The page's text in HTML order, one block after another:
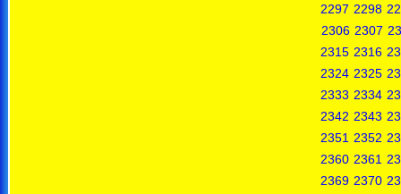
2297 2298
2306 2307
2315 2316
2324 2325
2333 2334
2342 2343
2351 2352
2360 2361
2369 2370